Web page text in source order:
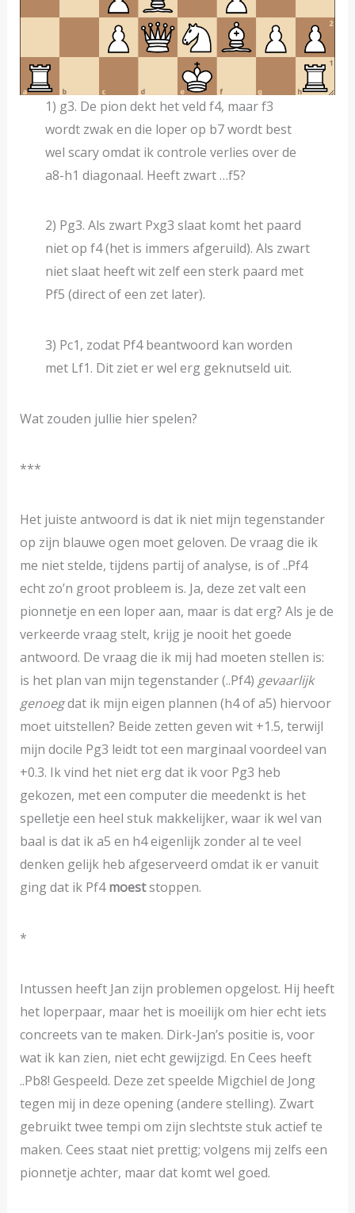
1) g3. De pion dekt het veld f4, maar f3
wordt zwak en die loper op b7 wordt best
wel scary omdat ik controle verlies over de
a8-h1 diagonaal. Heeft zwart …f5?
2) Pg3. Als zwart Pxg3 slaat komt het paard
niet op f4 (het is immers afgeruild). Als zwart
niet slaat heeft wit zelf een sterk paard met
Pf5 (direct of een zet later).
3) Pc1, zodat Pf4 beantwoord kan worden
met Lf1. Dit ziet er wel erg geknutseld uit.
Wat zouden jullie hier spelen?
***
Het juiste antwoord is dat ik niet mijn tegenstander
op zijn blauwe ogen moet geloven. De vraag die ik
me niet stelde, tijdens partij of analyse, is of ..Pf4
echt zo’n groot probleem is. Ja, deze zet valt een
pionnetje en een loper aan, maar is dat erg? Als je de
verkeerde vraag stelt, krijg je nooit het goede
antwoord. De vraag die ik mij had moeten stellen is:
is het plan van mijn tegenstander (..Pf4) gevaarlijk
genoegdat ik mijn eigen plannen (h4 of a5) hiervoor
moet uitstellen? Beide zetten geven wit +1.5, terwijl
mijn docile Pg3 leidt tot een marginaal voordeel van
+0.3. Ik vind het niet erg dat ik voor Pg3 heb
gekozen, met een computer die meedenkt is het
spelletje een heel stuk makkelijker, waar ik wel van
baal is dat ik a5 en h4 eigenlijk zonder al te veel
denken gelijk heb afgeserveerd omdat ik er vanuit
ging dat ik Pf4moeststoppen.
*
Intussen heeft Jan zijn problemen opgelost. Hij heeft
het loperpaar, maar het is moeilijk om hier echt iets
concreets van te maken. Dirk-Jan’s positie is, voor
wat ik kan zien, niet echt gewijzigd. En Cees heeft
..Pb8! Gespeeld. Deze zet speelde Migchiel de Jong
tegen mij in deze opening (andere stelling). Zwart
gebruikt twee tempi om zijn slechtste stuk actief te
maken. Cees staat niet prettig; volgens mij zelfs een
pionnetje achter, maar dat komt wel goed.